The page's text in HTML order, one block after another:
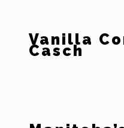
Vanilla
Casch